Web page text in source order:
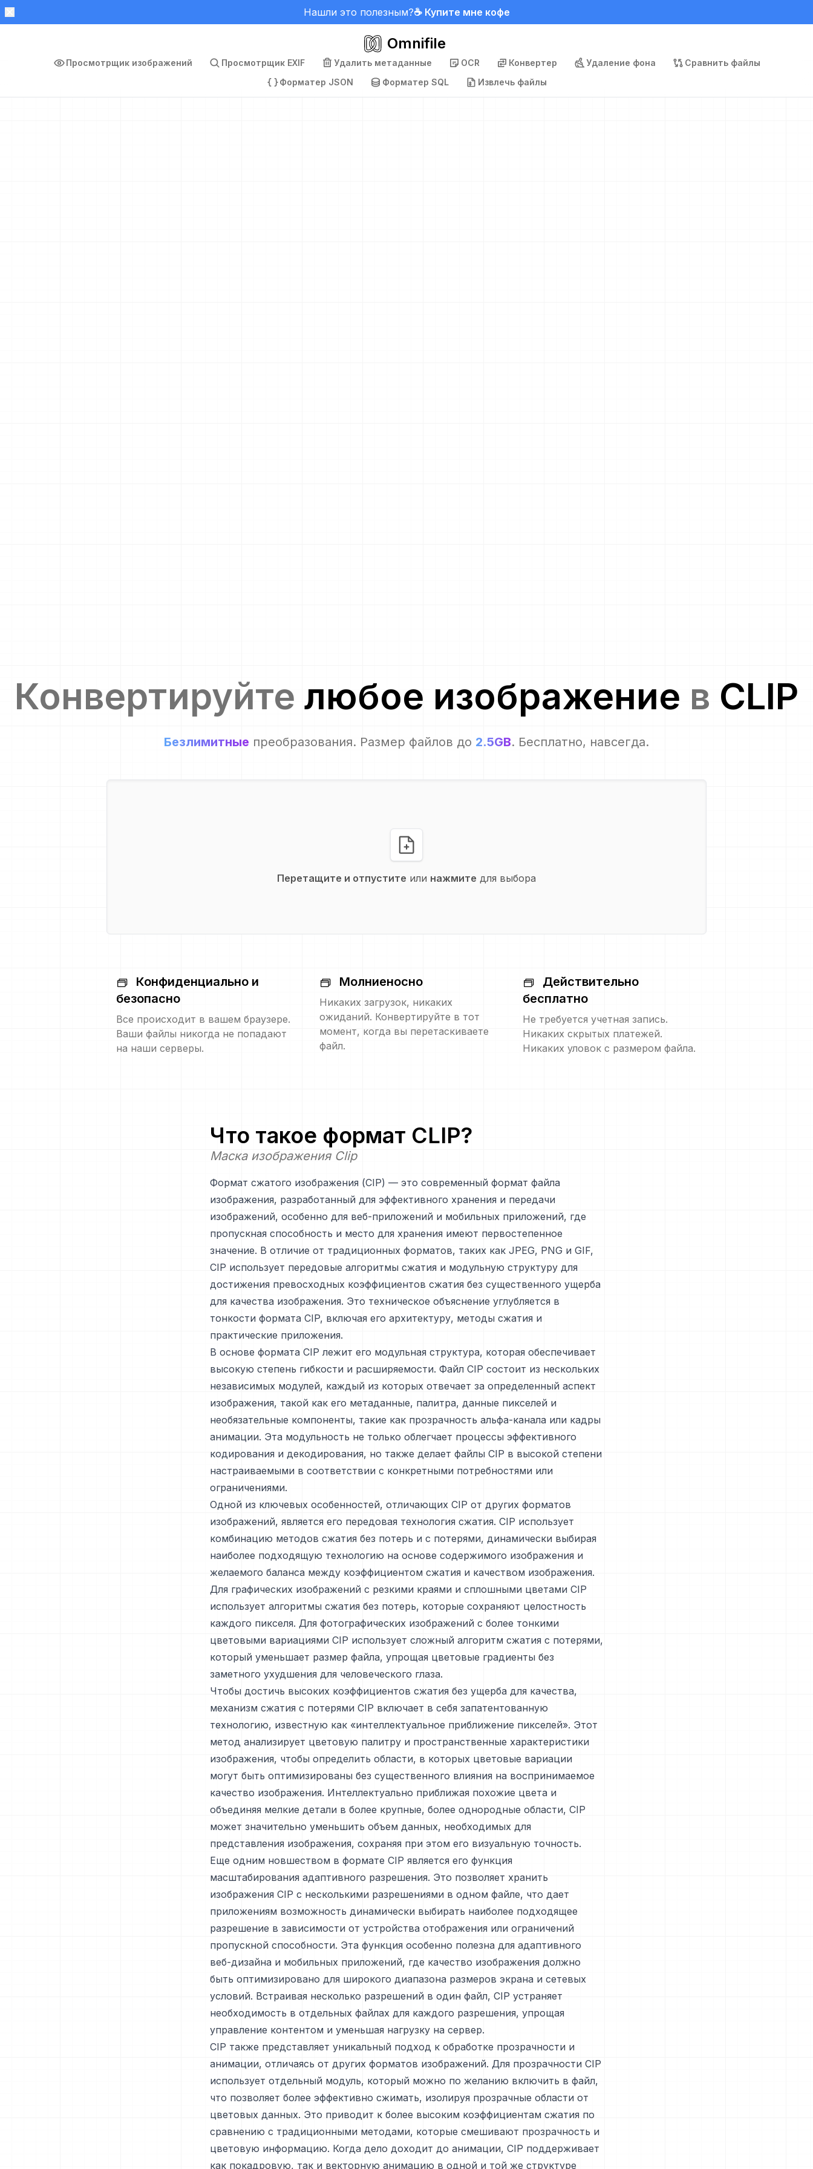
Нашли это полезным?☕ Купите мне кофе
Omnifile
Просмотрщик изображений Просмотрщик EXIF Удалить метаданные OCR Конвертер Удаление фона
Сравнить файлы
Форматер JSON
Форматер SQL Извлечь файлы
Конвертируйте любое изображение в CLIP
Безлимитные преобразования. Размер файлов до 2.5GB. Бесплатно, навсегда.
Перетащите и отпустите или нажмите для выбора
Конфиденциально и
безопасно
Все происходит в вашем браузере.
Ваши файлы никогда не попадают
на наши серверы.
Молниеносно
Никаких загрузок, никаких
ожиданий. Конвертируйте в тот
момент, когда вы перетаскиваете
файл.
Действительно
бесплатно
Не требуется учетная запись.
Никаких скрытых платежей.
Никаких уловок с размером файла.
Что такое формат CLIP?
Маска изображения Clip
Формат сжатого изображения (CIP) — это современный формат файла
изображения, разработанный для эффективного хранения и передачи
изображений, особенно для веб-приложений и мобильных приложений, где
пропускная способность и место для хранения имеют первостепенное
значение. В отличие от традиционных форматов, таких как JPEG, PNG и GIF,
CIP использует передовые алгоритмы сжатия и модульную структуру для
достижения превосходных коэффициентов сжатия без существенного ущерба
для качества изображения. Это техническое объяснение углубляется в
тонкости формата CIP, включая его архитектуру, методы сжатия и
практические приложения.
В основе формата CIP лежит его модульная структура, которая обеспечивает
высокую степень гибкости и расширяемости. Файл CIP состоит из нескольких
независимых модулей, каждый из которых отвечает за определенный аспект
изображения, такой как его метаданные, палитра, данные пикселей и
необязательные компоненты, такие как прозрачность альфа-канала или кадры
анимации. Эта модульность не только облегчает процессы эффективного
кодирования и декодирования, но также делает файлы CIP в высокой степени
настраиваемыми в соответствии с конкретными потребностями или
ограничениями.
Одной из ключевых особенностей, отличающих CIP от других форматов
изображений, является его передовая технология сжатия. CIP использует
комбинацию методов сжатия без потерь и с потерями, динамически выбирая
наиболее подходящую технологию на основе содержимого изображения и
желаемого баланса между коэффициентом сжатия и качеством изображения.
Для графических изображений с резкими краями и сплошными цветами CIP
использует алгоритмы сжатия без потерь, которые сохраняют целостность
каждого пикселя. Для фотографических изображений с более тонкими
цветовыми вариациями CIP использует сложный алгоритм сжатия с потерями,
который уменьшает размер файла, упрощая цветовые градиенты без
заметного ухудшения для человеческого глаза.
Чтобы достичь высоких коэффициентов сжатия без ущерба для качества,
механизм сжатия с потерями CIP включает в себя запатентованную
технологию, известную как «интеллектуальное приближение пикселей». Этот
метод анализирует цветовую палитру и пространственные характеристики
изображения, чтобы определить области, в которых цветовые вариации
могут быть оптимизированы без существенного влияния на воспринимаемое
качество изображения. Интеллектуально приближая похожие цвета и
объединяя мелкие детали в более крупные, более однородные области, CIP
может значительно уменьшить объем данных, необходимых для
представления изображения, сохраняя при этом его визуальную точность.
Еще одним новшеством в формате CIP является его функция
масштабирования адаптивного разрешения. Это позволяет хранить
изображения CIP с несколькими разрешениями в одном файле, что дает
приложениям возможность динамически выбирать наиболее подходящее
разрешение в зависимости от устройства отображения или ограничений
пропускной способности. Эта функция особенно полезна для адаптивного
веб-дизайна и мобильных приложений, где качество изображения должно
быть оптимизировано для широкого диапазона размеров экрана и сетевых
условий. Встраивая несколько разрешений в один файл, CIP устраняет
необходимость в отдельных файлах для каждого разрешения, упрощая
управление контентом и уменьшая нагрузку на сервер.
CIP также представляет уникальный подход к обработке прозрачности и
анимации, отличаясь от других форматов изображений. Для прозрачности CIP
использует отдельный модуль, который можно по желанию включить в файл,
что позволяет более эффективно сжимать, изолируя прозрачные области от
цветовых данных. Это приводит к более высоким коэффициентам сжатия по
сравнению с традиционными методами, которые смешивают прозрачность и
цветовую информацию. Когда дело доходит до анимации, CIP поддерживает
как покадровую, так и векторную анимацию в одной и той же структуре